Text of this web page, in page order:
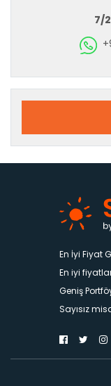
7/
En İyi Fiyat
En iyi
Geniş
Sayısız